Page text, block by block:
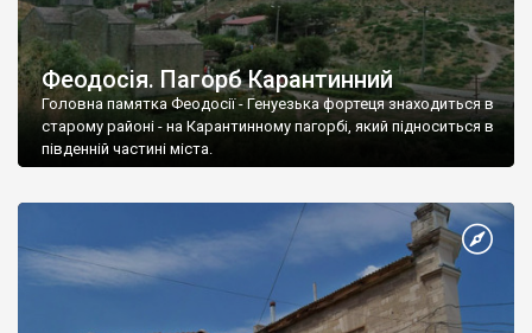
Феодосія. Пагорб Карантинний
Головна памятка Феодосії - Генуезька фортеця знаходиться в
старому районі - на Карантинному пагорбі, який підноситься в
південній частині міста.